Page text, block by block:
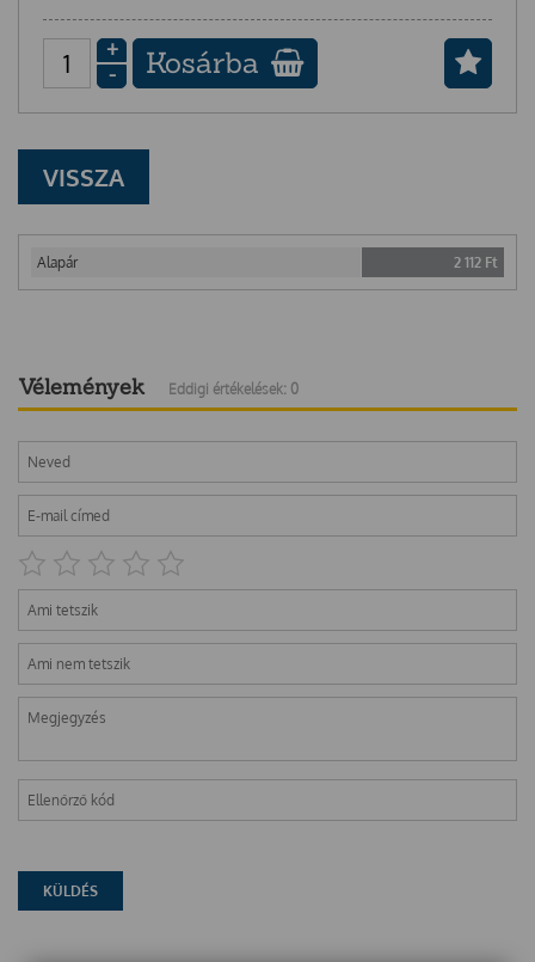
+
-
Kosárba
VISSZA
Alapár 2 112 Ft
Vélemények Eddigi értékelések: 0